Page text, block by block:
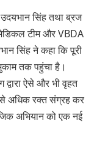
सिंह तथा ब्रज
टीम और VBDA
सिंह ने कहा कि पूरी
तक पहुंचा है।
द्वारा ऐसे और भी वृहत
से अधिक रक्त संग्रह कर
अभियान को एक नई